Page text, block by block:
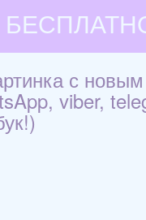
с
viber,